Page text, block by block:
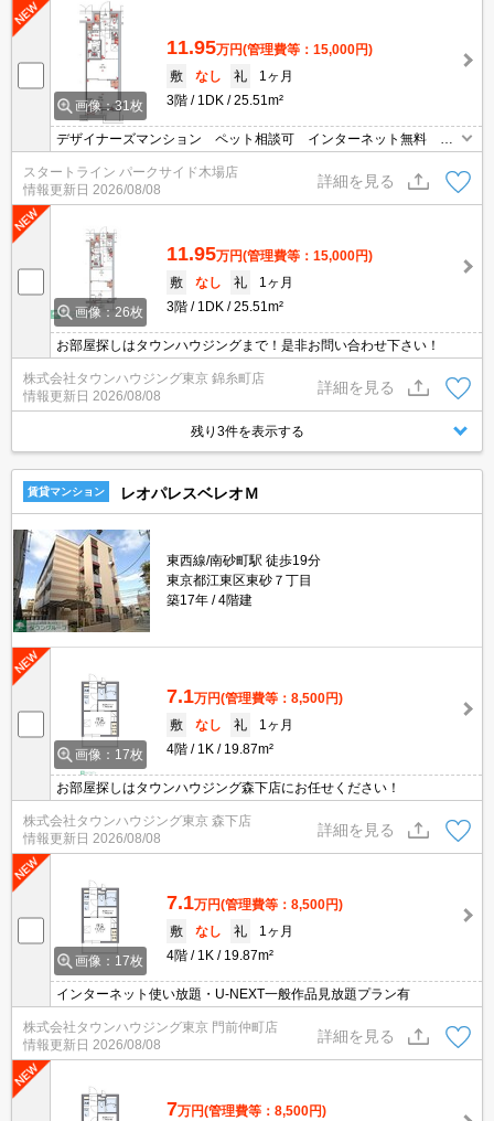
画像：31枚
11.95万円(管理費等：15,000円)
敷
なし 礼
1ヶ月
3階
1DK 25.51m²
デザイナーズマンション ペット相談可 インターネット無料 オ
ートロック 宅配ボックス 二口コンロ
スタートライン パークサイド木場店
情報更新日 2026/08/08
詳細を見る
画像：26枚
11.95万円(管理費等：15,000円)
敷
なし 礼
1ヶ月
3階
1DK 25.51m²
お部屋探しはタウンハウジングまで！是非お問い合わせ下さい！
株式会社タウンハウジング東京 錦糸町店
情報更新日 2026/08/08
詳細を見る
残り3件を表示する
賃貸マンション レオパレスベレオＭ
東西線/南砂町駅 徒歩19分
東京都江東区東砂７丁目
築17年
4階建
画像：17枚
7.1万円(管理費等：8,500円)
敷
なし 礼
1ヶ月
4階
1K 19.87m²
お部屋探しはタウンハウジング森下店にお任せください！
株式会社タウンハウジング東京 森下店
情報更新日 2026/08/08
詳細を見る
画像：17枚
7.1万円(管理費等：8,500円)
敷
なし 礼
1ヶ月
4階
1K 19.87m²
インターネット使い放題・U-NEXT一般作品見放題プラン有
株式会社タウンハウジング東京 門前仲町店
情報更新日 2026/08/08
詳細を見る
7万円(管理費等：8,500円)